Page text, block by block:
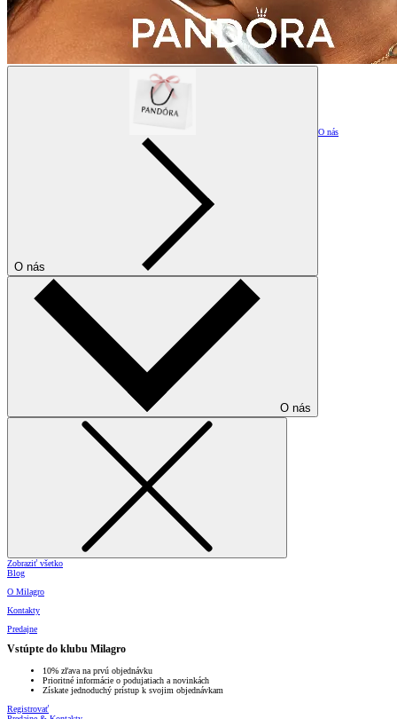
O nás
O nás
O nás
Zobraziť všetko
Blog
O Milagro
Kontakty
Predajne
Vstúpte do klubu Milagro
10% zľava na prvú objednávku
Prioritné informácie o podujatiach a novinkách
Získate jednoduchý prístup k svojim objednávkam
Registrovať